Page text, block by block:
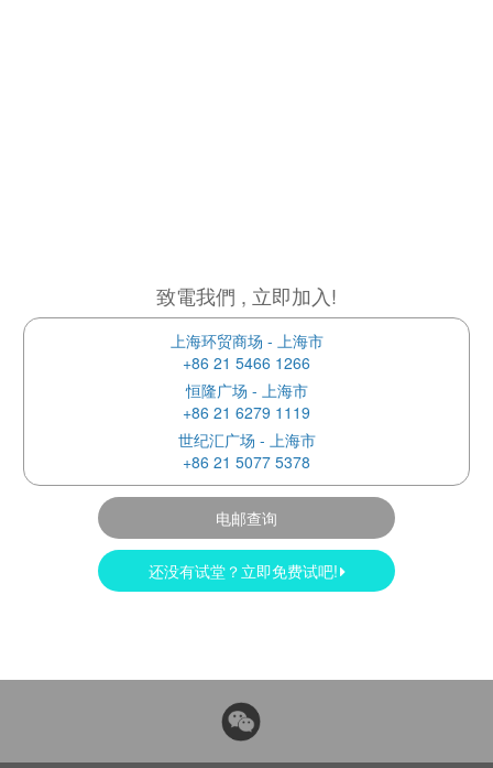
致電我們 , 立即加入!
上海环贸商场 - 上海市
+86 21 5466 1266
恒隆广场 - 上海市
+86 21 6279 1119
世纪汇广场 - 上海市
+86 21 5077 5378
电邮查询
还没有试堂？立即免费试吧!